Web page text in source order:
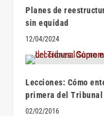
Planes de
sin equidad
12/04/2024
Lecciones: Cómo
primera del Tribunal
02/02/2016